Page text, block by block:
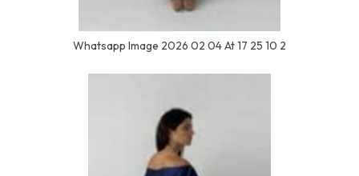
Whatsapp Image 2026 02 04 At 17 25 10 2